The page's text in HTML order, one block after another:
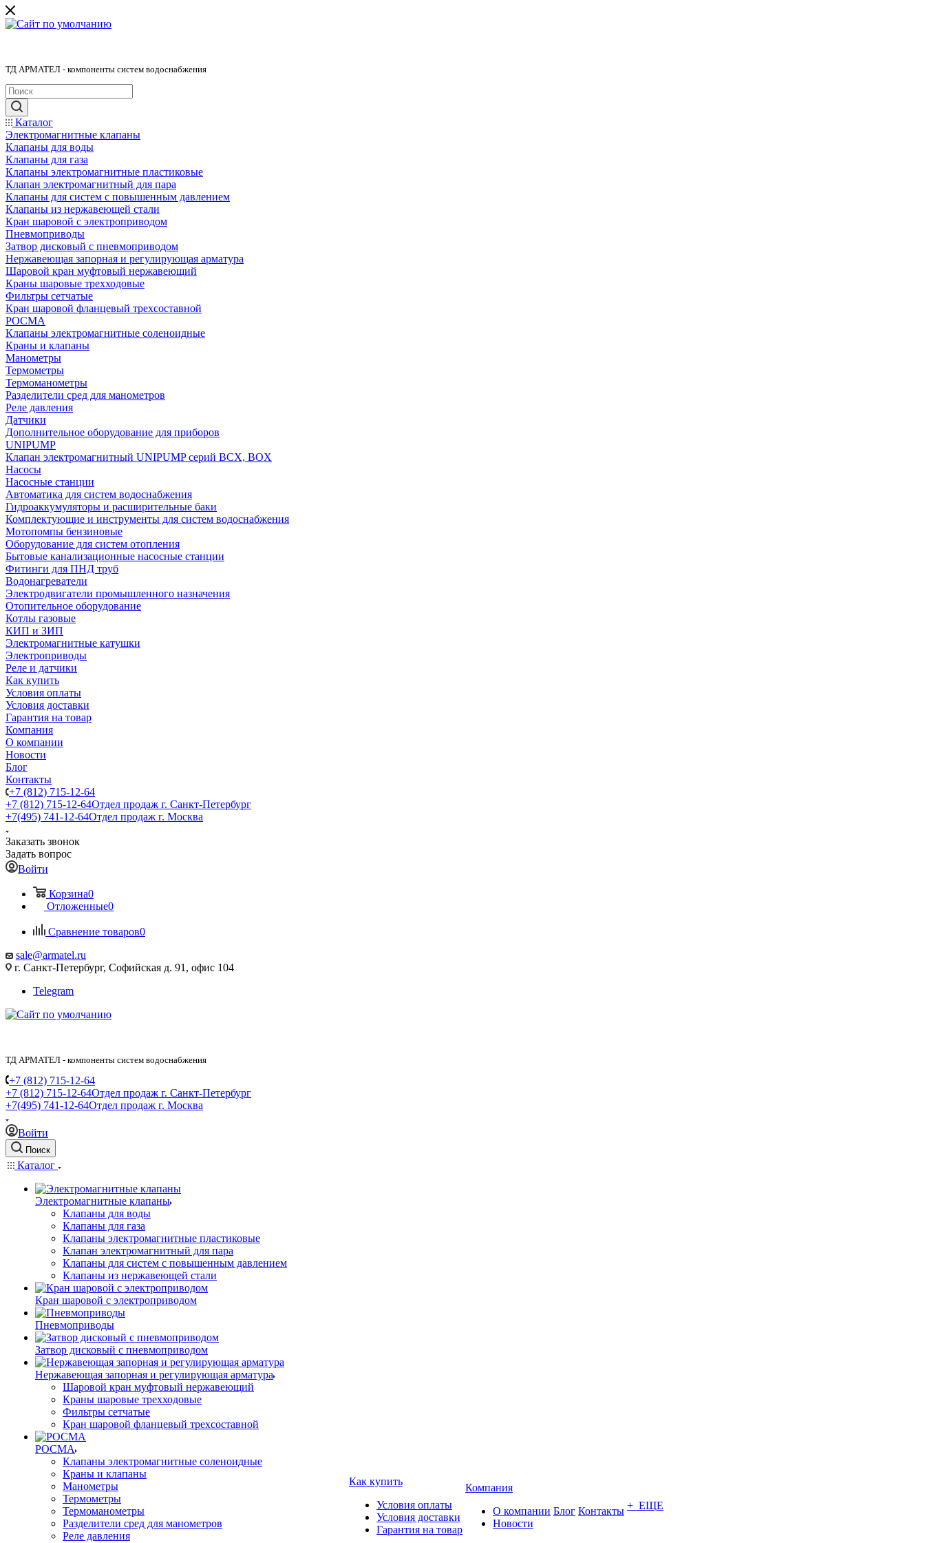
ТД АРМАТЕЛ - компоненты систем водоснабжения
Каталог
Электромагнитные клапаны
Клапаны для воды
Клапаны для газа
Клапаны электромагнитные пластиковые
Клапан электромагнитный для пара
Клапаны для систем с повышенным давлением
Клапаны из нержавеющей стали
Кран шаровой с электроприводом
Пневмоприводы
Затвор дисковый с пневмоприводом
Нержавеющая запорная и регулирующая арматура
Шаровой кран муфтовый нержавеющий
Краны шаровые трехходовые
Фильтры сетчатые
Кран шаровой фланцевый трехсоставной
РОСМА
Клапаны электромагнитные соленоидные
Краны и клапаны
Манометры
Термометры
Термоманометры
Разделители сред для манометров
Реле давления
Датчики
Дополнительное оборудование для приборов
UNIPUMP
Клапан электромагнитный UNIPUMP серий BCX, BOX
Насосы
Насосные станции
Автоматика для систем водоснабжения
Гидроаккумуляторы и расширительные баки
Комплектующие и инструменты для систем водоснабжения
Мотопомпы бензиновые
Оборудование для систем отопления
Бытовые канализационные насосные станции
Фитинги для ПНД труб
Водонагреватели
Электродвигатели промышленного назначения
Отопительное оборудование
Котлы газовые
КИП и ЗИП
Электромагнитные катушки
Электроприводы
Реле и датчики
Как купить
Условия оплаты
Условия доставки
Гарантия на товар
Компания
О компании
Новости
Блог
Контакты
+7 (812) 715-12-64
+7 (812) 715-12-64Отдел продаж г. Санкт-Петербург
+7(495) 741-12-64Отдел продаж г. Москва
Заказать звонок
Задать вопрос
Войти
Корзина0
Отложенные0
Сравнение товаров0
sale@armatel.ru
г. Санкт-Петербург, Софийская д. 91, офис 104
Telegram
ТД АРМАТЕЛ - компоненты систем водоснабжения
+7 (812) 715-12-64
+7 (812) 715-12-64Отдел продаж г. Санкт-Петербург
+7(495) 741-12-64Отдел продаж г. Москва
Войти
Поиск
Каталог
Электромагнитные клапаны
Клапаны для воды
Клапаны для газа
Клапаны электромагнитные пластиковые
Клапан электромагнитный для пара
Клапаны для систем с повышенным давлением
Клапаны из нержавеющей стали
Кран шаровой с электроприводом
Пневмоприводы
Затвор дисковый с пневмоприводом
Нержавеющая запорная и регулирующая арматура
Шаровой кран муфтовый нержавеющий
Краны шаровые трехходовые
Фильтры сетчатые
Кран шаровой фланцевый трехсоставной
РОСМА
Клапаны электромагнитные соленоидные
Краны и клапаны
Манометры
Термометры
Термоманометры
Разделители сред для манометров
Реле давления
Как купить
Условия оплаты
Условия доставки
Гарантия на товар
Компания
О компании
Новости
Блог Контакты + ЕЩЕ